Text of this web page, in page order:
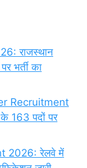
राजस्थान
भर्ती का
Recruitment
के 163 पदों पर
2026: रेलवे में